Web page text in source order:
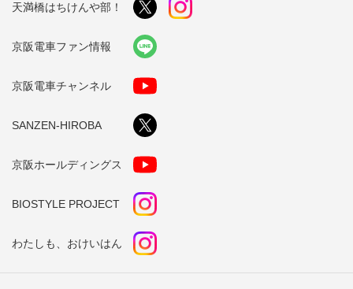
天満橋はちけんや部！
京阪電車ファン情報
京阪電車チャンネル
SANZEN-HIROBA
京阪ホールディングス
BIOSTYLE PROJECT
わたしも、おけいはん